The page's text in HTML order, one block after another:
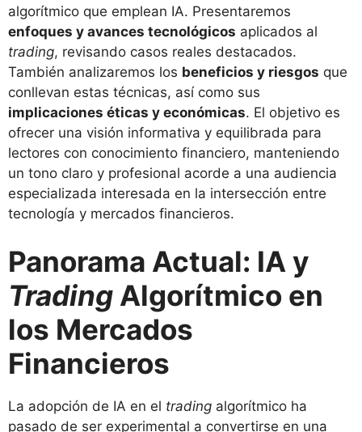
algorítmico que emplean IA. Presentaremos
enfoques y avances tecnológicos aplicados al
trading, revisando casos reales destacados.
También analizaremos los beneficios y riesgos que
conllevan estas técnicas, así como sus
implicaciones éticas y económicas. El objetivo es
ofrecer una visión informativa y equilibrada para
lectores con conocimiento financiero, manteniendo
un tono claro y profesional acorde a una audiencia
especializada interesada en la intersección entre
tecnología y mercados financieros.
Panorama Actual: IA y
Trading Algorítmico en
los Mercados
Financieros
La adopción de IA en el trading algorítmico ha
pasado de ser experimental a convertirse en una